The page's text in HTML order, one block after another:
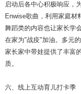
启动后各中心积极响应，
Enwise歌曲，利用家庭材
舞蹈类的内容也让家长学
在家为"战疫"加油。多元
家长家中带娃提供了丰富
质。
六、线上互动育儿打卡季